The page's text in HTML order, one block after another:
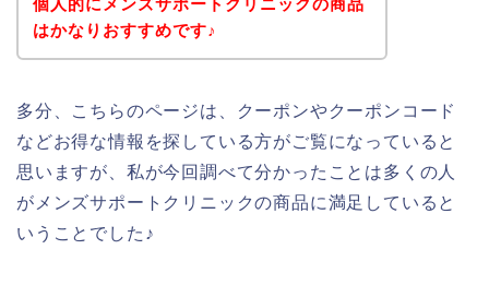
はかなりおすすめです♪
多分、こちらのページは、クーポンやクーポンコード
などお得な情報を探している方がご覧になっていると
思いますが、私が今回調べて分かったことは多くの人
がメンズサポートクリニックの商品に満足していると
いうことでした♪